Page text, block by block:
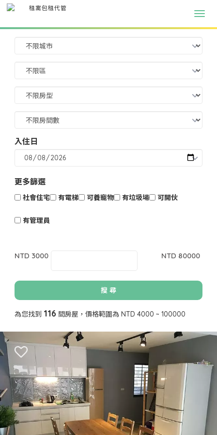
入住日
更多篩選
社會住宅 有電梯 可養寵物 有垃圾場 可開伙
有管理員
NTD 3000 NTD 80000
為您找到 116 間房屋，價格範圍為 NTD 4000 ~ 100000